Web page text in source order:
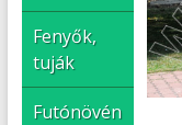
Fenyők,
tuják
Futónövén